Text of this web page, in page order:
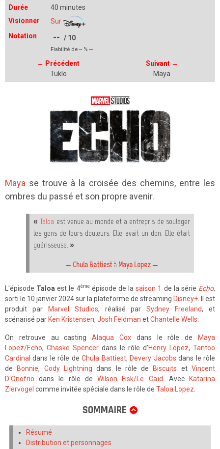
Durée
40 minutes
Visionner
Sur
Notation
-- / 10
Fiabilité de -- % —
← Précédent
Tuklo
Suivant →
Maya
Maya se trouve à la croisée des chemins, entre les
ombres du passé et son propre avenir.
«Taloa est venue au monde et a entrepris de soulager
les gens de leurs douleurs. Elle avait un don. Elle était
guérisseuse. »
— Chula Battiestà Maya Lopez—
L'épisode Taloa est le 4èmeépisode de lasaison 1 de la série Echo,
sorti le 10 janvier 2024 sur la plateforme de streaming Disney+ . Il est
produit par Marvel Studios, réalisé parSydney Freeland, et
scénarisé parKen Kristensen, Josh Feldman etChantelle Wells
On retrouve au castingAlaqua Cox dans le rôle deMaya
Lopez/Echo, Chaske Spencer dans le rôle d'Henry Lopez, Tantoo
Cardinal dans le rôle deChula Battiest,Devery Jacobs dans le rôle
deBonnie, Cody Lightning dans le rôle deBiscuits etVincent
D'Onofrio dans le rôle deWilson Fisk/Le Caïd . AvecKatarina
Ziervogel comme invitée spéciale dans le rôle de Taloa Lopez
SOMMAIRE
Résumé
Distribution et personnages